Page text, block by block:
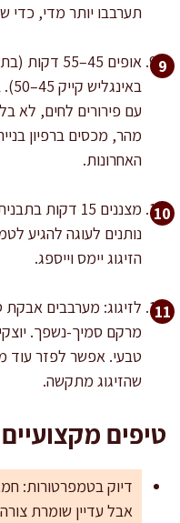
תערבבו יותר מדי,
עם פירורים לחים, לא
האחרונות.
מצננים 15
נותנים לעוגה להגיע
הזיגוג יימס וייספג.
לזיגוג: מערבבים
מרקם סמיך-נשפך.
טבעי. אפשר לפזר עוד
שהזיגוג מתקשה.
טיפים
דיוק בטמפרטורות:
אבל עדיין שומרת